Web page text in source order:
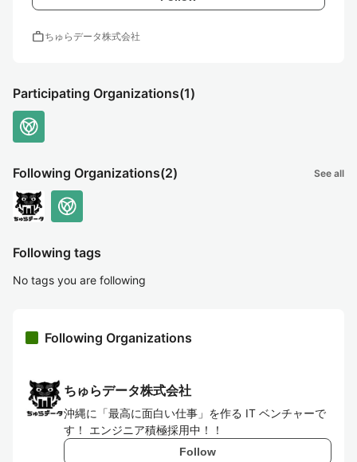
workちゅらデータ株式会社
Participating Organizations(1)
Following Organizations(2) See all
Following tags
No tags you are following
Following Organizations
ちゅらデータ株式会社
沖縄に「最高に面白い仕事」を作る IT ベンチャーで
す！ エンジニア積極採用中！！
Follow